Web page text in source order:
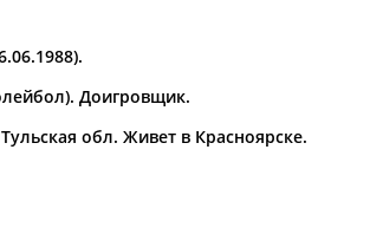
* для действующих спортсменов
Доигровщик.
обл. Живет в Красноярске.